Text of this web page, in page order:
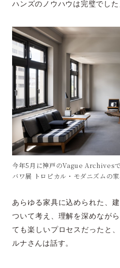
ハンズのノウハウは完璧でした
今年5月に神戸のVague Archives
バワ展 トロピカル・モダニズムの家
あらゆる家具に込められた、
ついて考え、理解を深めなが
ても楽しいプロセスだったと
ルナさんは話す。